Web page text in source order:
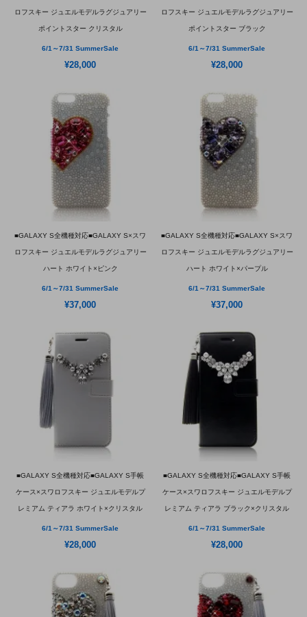
ロフスキー ジュエルモデルラグジュアリー
ポイントスター クリスタル
6/1～7/31 SummerSale
¥28,000
ロフスキー ジュエルモデルラグジュアリー
ポイントスター ブラック
6/1～7/31 SummerSale
¥28,000
■GALAXY S全機種対応■GALAXY S×スワ
ロフスキー ジュエルモデルラグジュアリー
ハート ホワイト×ピンク
6/1～7/31 SummerSale
¥37,000
■GALAXY S全機種対応■GALAXY S×スワ
ロフスキー ジュエルモデルラグジュアリー
ハート ホワイト×パープル
6/1～7/31 SummerSale
¥37,000
■GALAXY S全機種対応■GALAXY S手帳
ケース×スワロフスキー ジュエルモデルプ
レミアム ティアラ ホワイト×クリスタル
6/1～7/31 SummerSale
¥28,000
■GALAXY S全機種対応■GALAXY S手帳
ケース×スワロフスキー ジュエルモデルプ
レミアム ティアラ ブラック×クリスタル
6/1～7/31 SummerSale
¥28,000